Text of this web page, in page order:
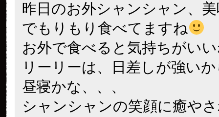
昨日のお外シャンシャン、
でもりもり食べてますね
お外で食べると気持ちがい
リーリーは、日差しが強い
昼寝かな、、、
シャンシャンの笑顔に癒や